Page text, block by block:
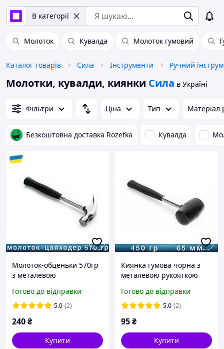
В категорії
Молоток Кувалда Молоток гумовий
Каталог товарів Сила Інструменти Ручний
Молотки, кувалди, киянки Сила в Україні
Фільтри Ціна Тип Матеріал
Безкоштовна доставка Rozetka Кувалда
Молоток-обценьки 570гр
з металевою
"СИЛА"
Готово до відправки
5.0 (2)
240₴
Купити
Киянка гумова чорна з
металевою рукояткою
Готово до відправки
5.0 (2)
95₴
Купити